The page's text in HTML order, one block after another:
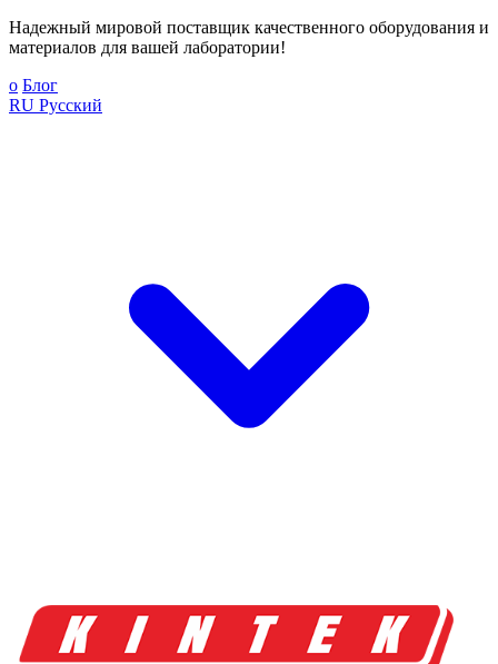
Надежный мировой поставщик качественного оборудования и
материалов для вашей лаборатории!
о Блог
RU Русский